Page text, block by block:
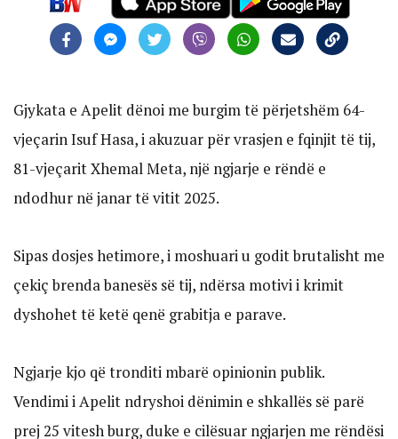
Gjykata e Apelit dënoi me burgim të përjetshëm 64-
vjeçarin Isuf Hasa, i akuzuar për vrasjen e fqinjit të tij,
81-vjeçarit Xhemal Meta, një ngjarje e rëndë e
ndodhur në janar të vitit 2025.
Sipas dosjes hetimore, i moshuari u godit brutalisht me
çekiç brenda banesës së tij, ndërsa motivi i krimit
dyshohet të ketë qenë grabitja e parave.
Ngjarje kjo që tronditi mbarë opinionin publik.
Vendimi i Apelit ndryshoi dënimin e shkallës së parë
prej 25 vitesh burg, duke e cilësuar ngjarjen me rëndësi